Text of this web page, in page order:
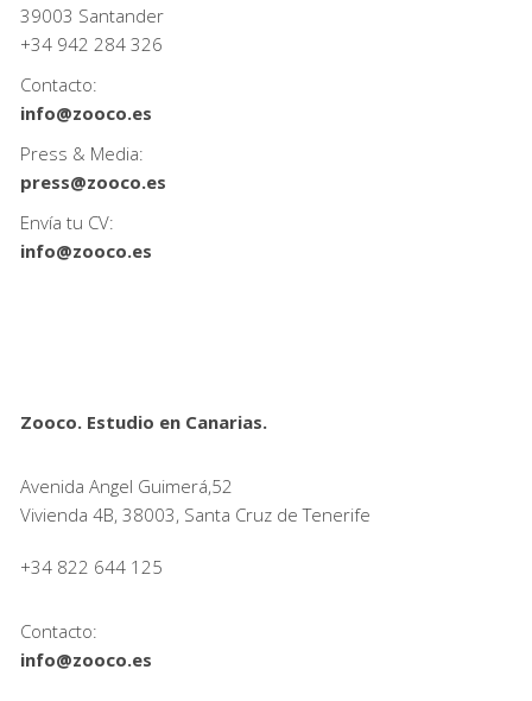
39003 Santander
+34 942 284 326
Contacto:
info@zooco.es
Press & Media:
press@zooco.es
Envía tu CV:
info@zooco.es
Zooco. Estudio en Canarias.
Avenida Angel Guimerá,52
Vivienda 4B, 38003, Santa Cruz de Tenerife
+34 822 644 125
Contacto:
info@zooco.es